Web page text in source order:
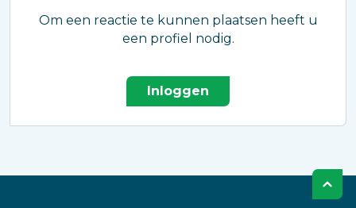
Om een reactie te kunnen plaatsen heeft u
een profiel nodig.
Inloggen